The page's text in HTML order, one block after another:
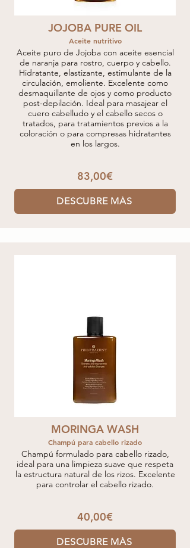
JOJOBA PURE OIL
Aceite nutritivo
Aceite puro de Jojoba con aceite esencial
de naranja para rostro, cuerpo y cabello.
Hidratante, elastizante, estimulante de la
circulación, emoliente. Excelente como
desmaquillante de ojos y como producto
post-depilación. Ideal para masajear el
cuero cabelludo y el cabello secos o
tratados, para tratamientos previos a la
coloración o para compresas hidratantes
en los largos.
83,00€
DESCUBRE MÁS
MORINGA WASH
Champú para cabello rizado
Champú formulado para cabello rizado,
ideal para una limpieza suave que respeta
la estructura natural de los rizos. Excelente
para controlar el cabello rizado.
40,00€
DESCUBRE MÁS